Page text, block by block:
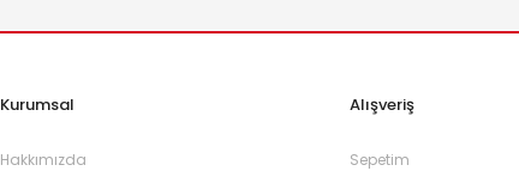
Kurumsal
Hakkımızda
Alışveriş
Sepetim